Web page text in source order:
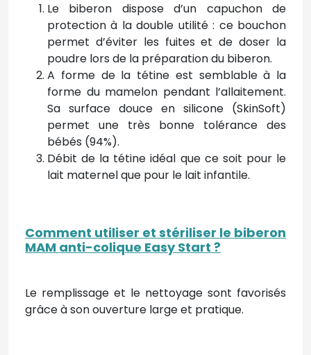
Le biberon dispose d’un capuchon de
protection à la double utilité : ce bouchon
permet d’éviter les fuites et de doser la
poudre lors de la préparation du biberon.
A forme de la tétine est semblable à la
forme du mamelon pendant l’allaitement.
Sa surface douce en silicone (SkinSoft)
permet une très bonne tolérance des
bébés (94%).
Débit de la tétine idéal que ce soit pour le
lait maternel que pour le lait infantile.
Comment utiliser et stériliser le biberon
MAM anti-colique Easy Start ?
Le remplissage et le nettoyage sont favorisés
grâce à son ouverture large et pratique.